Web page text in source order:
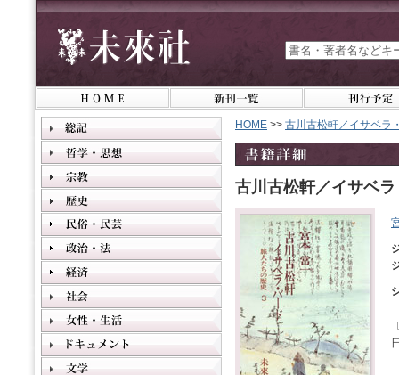
HOME >> 古川古松軒／イサベラ
古川古松軒／イサベ